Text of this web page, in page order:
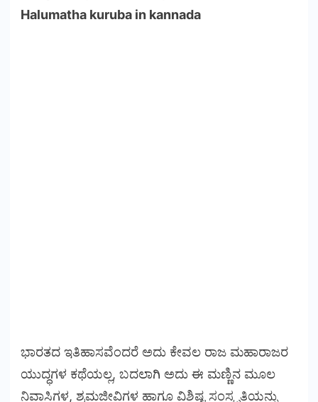
Halumatha kuruba in kannada
ಭಾರತದ ಇತಿಹಾಸವೆಂದರೆ ಅದು ಕೇವಲ ರಾಜ ಮಹಾರಾಜರ
ಯುದ್ಧಗಳ ಕಥೆಯಲ್ಲ, ಬದಲಾಗಿ ಅದು ಈ ಮಣ್ಣಿನ ಮೂಲ
ನಿವಾಸಿಗಳ, ಶ್ರಮಜೀವಿಗಳ ಹಾಗೂ ವಿಶಿಷ್ಟ ಸಂಸ್ಕೃತಿಯನ್ನು